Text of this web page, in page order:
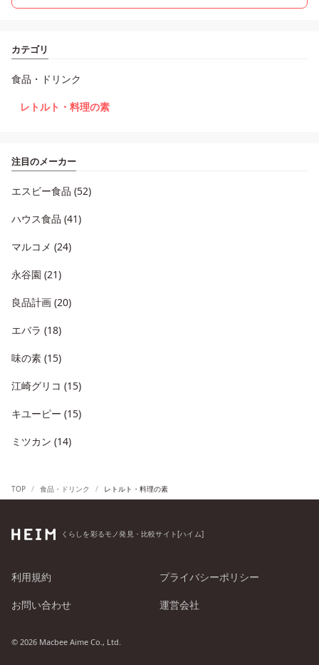
カテゴリ
食品・ドリンク
レトルト・料理の素
注目のメーカー
エスビー食品 (52)
ハウス食品 (41)
マルコメ (24)
永谷園 (21)
良品計画 (20)
エバラ (18)
味の素 (15)
江崎グリコ (15)
キユーピー (15)
ミツカン (14)
TOP 食品・ドリンク レトルト・料理の素
くらしを彩るモノ発見・比較サイト[ハイム]
利用規約 プライバシーポリシー
お問い合わせ 運営会社
© 2026 Macbee Aime Co., Ltd.